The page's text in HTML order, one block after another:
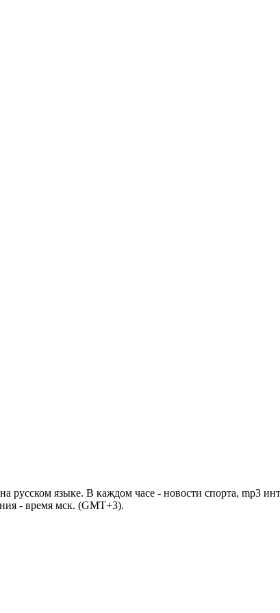
русском языке. В каждом часе - новости спорта, mp3
- время мск. (GMT+3).